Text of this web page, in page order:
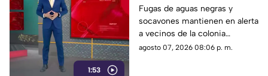
1:53
riesgo en la colonia
Constitución de
Zapopan
Fugas de aguas negras y
socavones mantienen en alerta
a vecinos de la colonia
Constitución, en Zapopan,
agosto 07, 2026 08:06 p. m.